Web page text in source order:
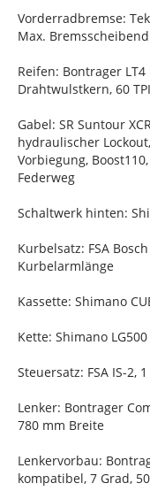
Vorderradbremse:
Max.
Reifen: Bontrager
Drahtwulstkern, 60
Gabel: SR Suntour
hydraulischer
Vorbiegung,
Federweg
Schaltwerk hinten:
Kurbelsatz: FSA
Kurbelarmlänge
Kassette: Shimano
Kette: Shimano LG500
Steuersatz: FSA IS-2,
Lenker: Bontrager
780 mm Breite
Lenkervorbau:
kompatibel, 7 Grad,